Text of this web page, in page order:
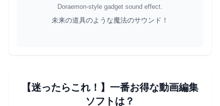
Doraemon-style gadget sound effect.
未来の道具のような魔法のサウンド！
【迷ったらこれ！】一番お得な動画編集
ソフトは？